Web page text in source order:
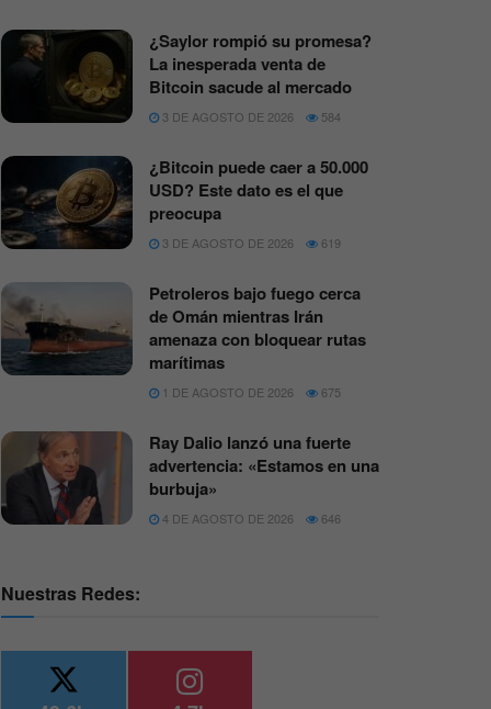
¿Saylor rompió su promesa?
La inesperada venta de
Bitcoin sacude al mercado
3 DE AGOSTO DE 2026 584
¿Bitcoin puede caer a 50.000
USD? Este dato es el que
preocupa
3 DE AGOSTO DE 2026 619
Petroleros bajo fuego cerca
de Omán mientras Irán
amenaza con bloquear rutas
marítimas
1 DE AGOSTO DE 2026 675
Ray Dalio lanzó una fuerte
advertencia: «Estamos en una
burbuja»
4 DE AGOSTO DE 2026 646
Nuestras Redes: